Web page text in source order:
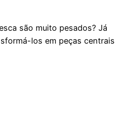
são muito pesados? Já
los em peças centrais